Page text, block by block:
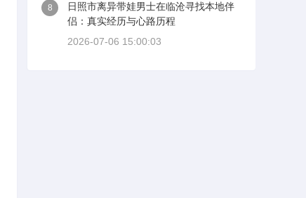
8
日照市离异带娃男士在临沧寻找本地伴
侣：真实经历与心路历程
2026-07-06 15:00:03